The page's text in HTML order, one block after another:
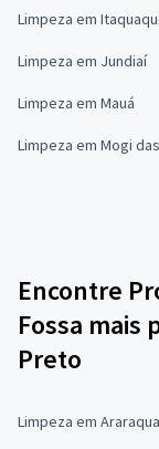
Limpeza em
Limpeza em Jundiaí
Limpeza em Mauá
Limpeza em Mogi
Encontre
Fossa mais
Preto
Limpeza em